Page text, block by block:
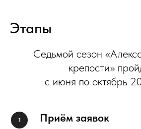
Этапы
Седьмой сезон
крепости»
с июня по октябрь
Приём заявок